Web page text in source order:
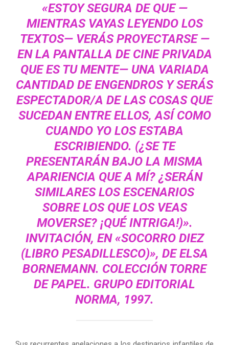
«ESTOY SEGURA DE QUE —
MIENTRAS VAYAS LEYENDO LOS
TEXTOS— VERÁS PROYECTARSE —
EN LA PANTALLA DE CINE PRIVADA
QUE ES TU MENTE— UNA VARIADA
CANTIDAD DE ENGENDROS Y SERÁS
ESPECTADOR/A DE LAS COSAS QUE
SUCEDAN ENTRE ELLOS, ASÍ COMO
CUANDO YO LOS ESTABA
ESCRIBIENDO. (¿SE TE
PRESENTARÁN BAJO LA MISMA
APARIENCIA QUE A MÍ? ¿SERÁN
SIMILARES LOS ESCENARIOS
SOBRE LOS QUE LOS VEAS
MOVERSE? ¡QUÉ INTRIGA!)».
INVITACIÓN, EN «SOCORRO DIEZ
(LIBRO PESADILLESCO)», DEELSA
BORNEMANN. COLECCIÓN TORRE
DE PAPEL. GRUPO EDITORIAL
NORMA, 1997.